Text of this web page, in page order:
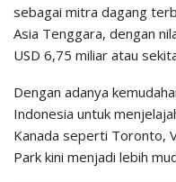
sebagai mitra dagang
Asia Tenggara, dengan
USD 6,75 miliar atau
Dengan adanya
Indonesia untuk
Kanada seperti Toronto,
Park kini menjadi lebih